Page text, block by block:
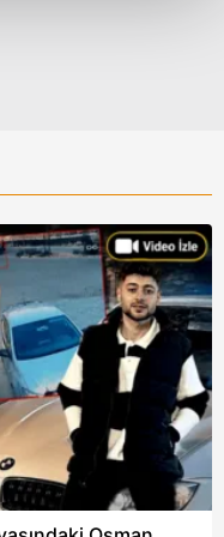
ait çerezler
çeşitli kişisel
çerezler bilgi
daha işlevsel
yönelik
amaçlarıyla
yer alan panel
ilişkin detaylı bilgi
Bilgilendirme